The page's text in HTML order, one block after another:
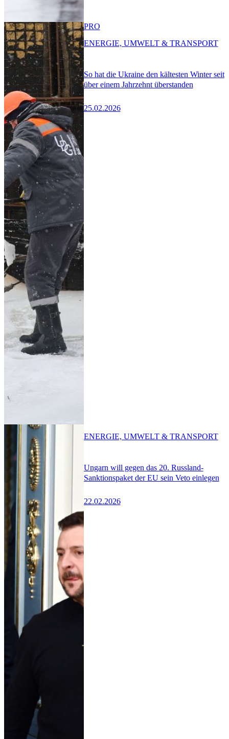
So hat die Ukraine den kältesten Winter seit
über einem Jahrzehnt überstanden
25.02.2026
PRO
ENERGIE, UMWELT & TRANSPORT
Ungarn will gegen das 20. Russland-
Sanktionspaket der EU sein Veto einlegen
22.02.2026
ENERGIE, UMWELT & TRANSPORT